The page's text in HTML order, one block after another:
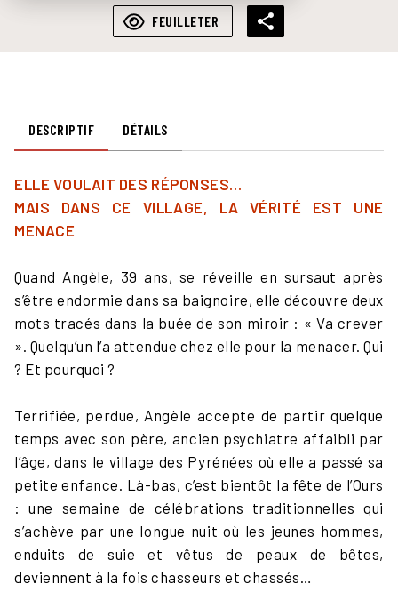
FEUILLETER
DESCRIPTIF DÉTAILS
ELLE VOULAIT DES RÉPONSES…
MAIS DANS CE VILLAGE, LA VÉRITÉ EST UNE
MENACE
Quand Angèle, 39 ans, se réveille en sursaut après
s’être endormie dans sa baignoire, elle découvre deux
mots tracés dans la buée de son miroir : « Va crever
». Quelqu’un l’a attendue chez elle pour la menacer. Qui
? Et pourquoi ?
Terrifiée, perdue, Angèle accepte de partir quelque
temps avec son père, ancien psychiatre affaibli par
l’âge, dans le village des Pyrénées où elle a passé sa
petite enfance. Là-bas, c’est bientôt la fête de l’Ours
: une semaine de célébrations traditionnelles qui
s’achève par une longue nuit où les jeunes hommes,
enduits de suie et vêtus de peaux de bêtes,
deviennent à la fois chasseurs et chassés…